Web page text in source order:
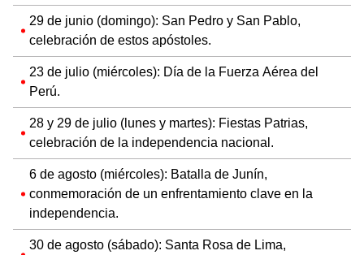
29 de junio (domingo): San Pedro y San Pablo,
celebración de estos apóstoles.
23 de julio (miércoles): Día de la Fuerza Aérea del
Perú.
28 y 29 de julio (lunes y martes): Fiestas Patrias,
celebración de la independencia nacional.
6 de agosto (miércoles): Batalla de Junín,
conmemoración de un enfrentamiento clave en la
independencia.
30 de agosto (sábado): Santa Rosa de Lima,